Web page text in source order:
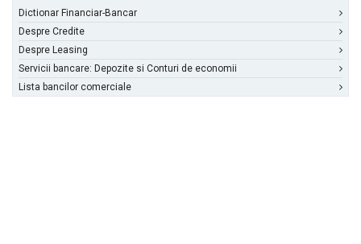
Dictionar Financiar-Bancar
Despre Credite
Despre Leasing
Servicii bancare: Depozite si Conturi de economii
Lista bancilor comerciale